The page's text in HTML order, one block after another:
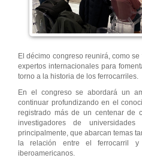
El décimo congreso reunirá, como
expertos internacionales para
torno a la historia de los ferrocarriles.
En el congreso se abordará un
continuar profundizando en el
registrado más de un centenar de
investigadores de universidades
principalmente, que abarcan temas
la relación entre el ferrocarril
iberoamericanos.